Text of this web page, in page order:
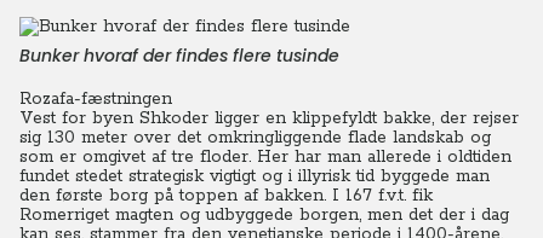
Bunker hvoraf der findes flere tusinde
Rozafa-fæstningen
Vest for byen Shkoder ligger en klippefyldt bakke, der rejser
sig 130 meter over det omkringliggende flade landskab og
som er omgivet af tre floder. Her har man allerede i oldtiden
fundet stedet strategisk vigtigt og i illyrisk tid byggede man
den første borg på toppen af bakken. I 167 f.v.t. fik
Romerriget magten og udbyggede borgen, men det der i dag